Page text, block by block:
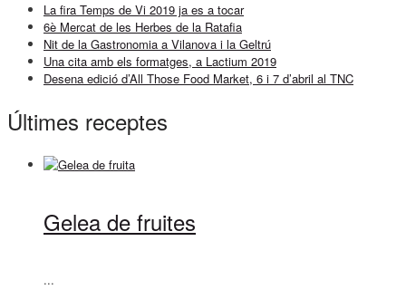
La fira Temps de Vi 2019 ja es a tocar
6è Mercat de les Herbes de la Ratafia
Nit de la Gastronomia a Vilanova i la Geltrú
Una cita amb els formatges, a Lactium 2019
Desena edició d’All Those Food Market, 6 i 7 d’abril al TNC
Últimes receptes
Gelea de fruites
...